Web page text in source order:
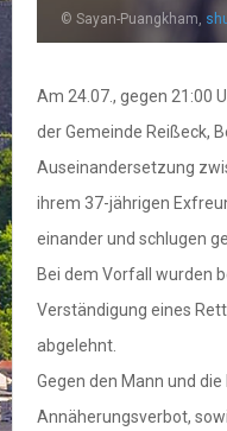
© Sayan-Puangkham,
Am 24.07., gegen 21:00
der Gemeinde Reißeck,
Auseinandersetzung
ihrem 37-jährigen
einander und schlugen
Bei dem Vorfall wurden
Verständigung eines
abgelehnt.
Gegen den Mann und
Annäherungsverbot,